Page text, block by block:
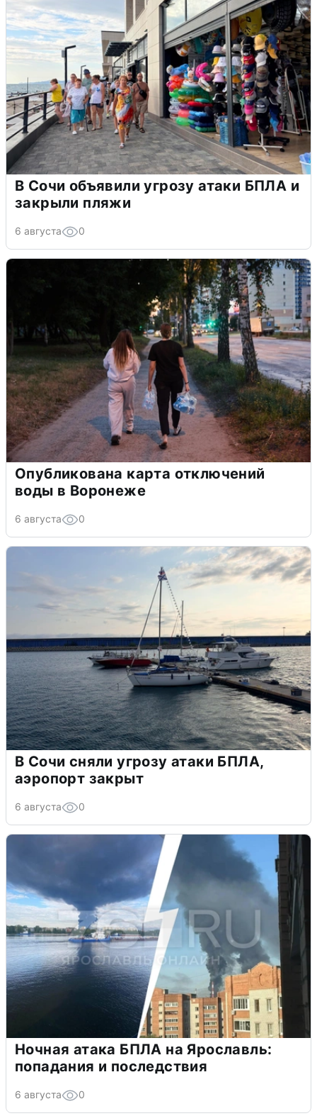
В Сочи объявили угрозу атаки БПЛА и
закрыли пляжи
6 августа 0
Опубликована карта отключений
воды в Воронеже
6 августа 0
В Сочи сняли угрозу атаки БПЛА,
аэропорт закрыт
6 августа 0
Ночная атака БПЛА на Ярославль:
попадания и последствия
6 августа 0